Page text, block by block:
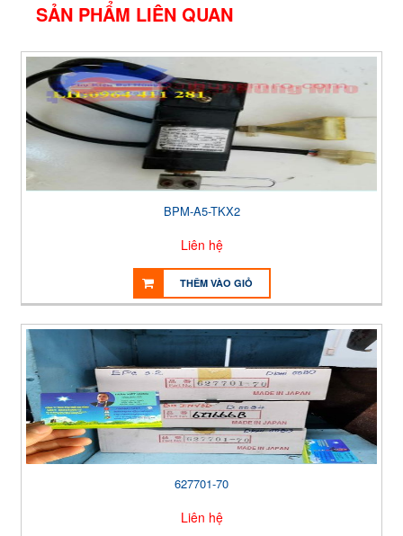
SẢN PHẨM LIÊN QUAN
BPM-A5-TKX2
Liên hệ
THÊM VÀO GIỎ
627701-70
Liên hệ